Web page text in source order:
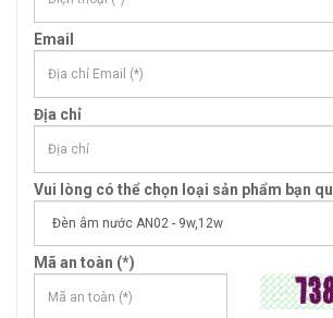
Email
Địa chỉ
Vui lòng có thể chọn loại sản phẩm bạn
Mã an toàn (*)